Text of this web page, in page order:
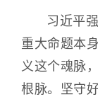
习近平
重大命题本
义这个魂脉
根脉。坚守